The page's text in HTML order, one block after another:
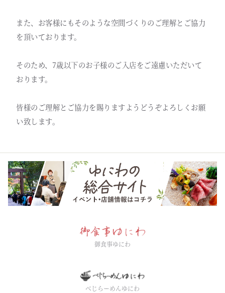
また、お客様にもそのような空間づくりのご理解とご協力
を頂いております。
そのため、7歳以下のお子様のご入店をご遠慮いただいて
おります。
皆様のご理解とご協力を賜りますようどうぞよろしくお願
い致します。
御食事ゆにわ
べじらーめんゆにわ